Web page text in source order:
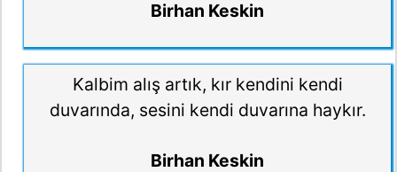
Birhan Keskin
Kalbim alış artık, kır kendini kendi
duvarında, sesini kendi duvarına haykır.
Birhan Keskin